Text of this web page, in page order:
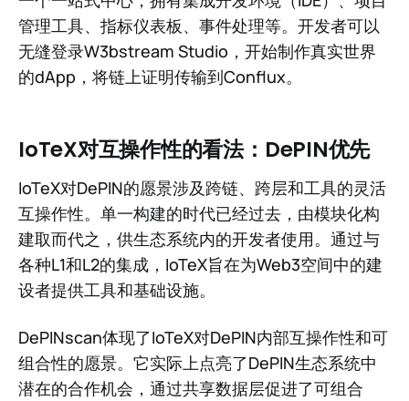
管理工具、指标仪表板、事件处理等。开发者可以
无缝登录W3bstream Studio，开始制作真实世界
的dApp，将链上证明传输到Conflux。
IoTeX对互操作性的看法：DePIN优先
IoTeX对DePIN的愿景涉及跨链、跨层和工具的灵活
互操作性。单一构建的时代已经过去，由模块化构
建取而代之，供生态系统内的开发者使用。通过与
各种L1和L2的集成，IoTeX旨在为Web3空间中的建
设者提供工具和基础设施。
DePINscan体现了IoTeX对DePIN内部互操作性和可
组合性的愿景。它实际上点亮了DePIN生态系统中
潜在的合作机会，通过共享数据层促进了可组合